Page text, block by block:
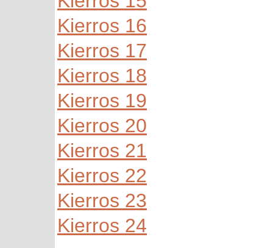
Kierros 16
Kierros 17
Kierros 18
Kierros 19
Kierros 20
Kierros 21
Kierros 22
Kierros 23
Kierros 24